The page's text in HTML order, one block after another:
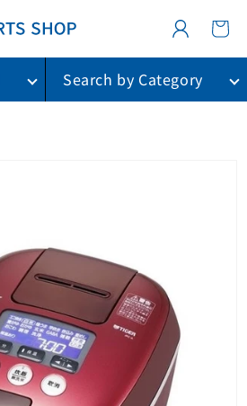
グ
イ
ー
ト
Search by Category